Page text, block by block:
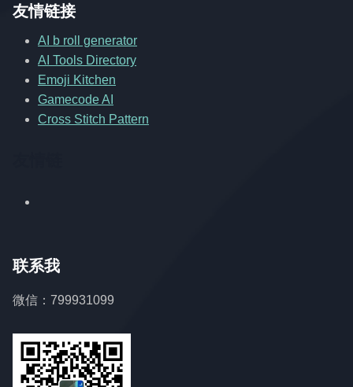
友情链接
AI b roll generator
AI Tools Directory
Emoji Kitchen
Gamecode AI
Cross Stitch Pattern
联系我
微信：799931099